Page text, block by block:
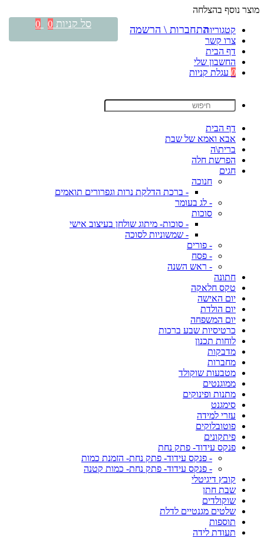
מוצר נוסף בהצלחה
קטגוריות
צרו קשר
דף הבית
החשבון שלי
0 עגלת קניות
דף הבית
אבא ואמא של שבת
ברית\ה
הפרשת חלה
חגים
חנוכה
- ברכת הדלקת נרות וגפרורים תואמים
- לג בעומר
סוכות
- סוכות- מיתוג שולחן בעיצוב אישי
- שמשוניות לסוכה
- פורים
- פסח
- ראש השנה
חתונה
טקס חלאקה
יום האישה
יום הולדת
יום המשפחה
כרטיסיות שבע ברכות
לוחות תכנון
מדבקות
מחברות
מטבעות שוקולד
ממוגנטים
מתנות ופינוקים
סימגנט
עזרי למידה
פוטובלוקים
פיתקונים
פנקס עידוד- פתק נחת
- פנקס עידוד- פתק נחת- הזמנת כמות
- פנקס עידוד- פתק נחת- כמות קטנה
קובץ דיגיטלי
שבת חתן
שוקולדים
שלטים מגנטיים לדלת
תוספות
תעודת לידה
התחברות \ הרשמה סל קניות 0
0